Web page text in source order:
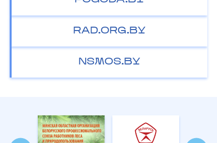
RAD.ORG.BY
NSMOS.BY